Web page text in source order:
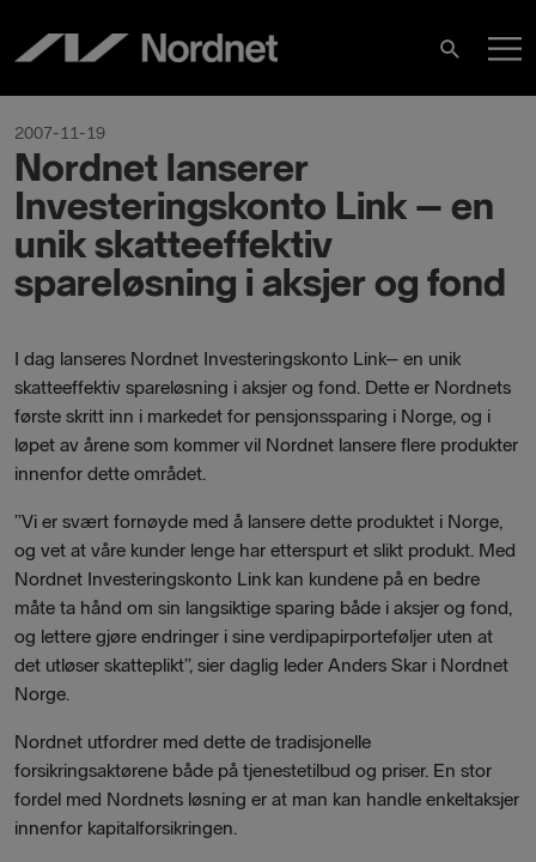
innehåll
Sök
2007-11-19
Nordnet lanserer
Investeringskonto Link – en
unik skatteeffektiv
spareløsning i aksjer og fond
I dag lanseres Nordnet Investeringskonto Link– en unik
skatteeffektiv spareløsning i aksjer og fond. Dette er Nordnets
første skritt inn i markedet for pensjonssparing i Norge, og i
løpet av årene som kommer vil Nordnet lansere flere produkter
innenfor dette området.
”Vi er svært fornøyde med å lansere dette produktet i Norge,
og vet at våre kunder lenge har etterspurt et slikt produkt. Med
Nordnet Investeringskonto Link kan kundene på en bedre
måte ta hånd om sin langsiktige sparing både i aksjer og fond,
og lettere gjøre endringer i sine verdipapirporteføljer uten at
det utløser skatteplikt”, sier daglig leder Anders Skar i Nordnet
Norge.
Nordnet utfordrer med dette de tradisjonelle
forsikringsaktørene både på tjenestetilbud og priser. En stor
fordel med Nordnets løsning er at man kan handle enkeltaksjer
innenfor kapitalforsikringen.